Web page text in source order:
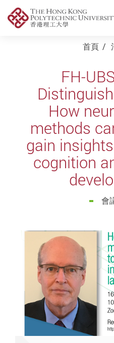
首頁
FH-
How
methods
gain
cognition
會